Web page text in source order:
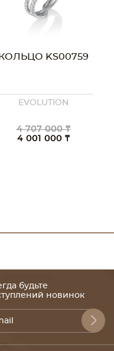
КОЛЬЦО KS00759
EVOLUTION
4 707 000 ₸
4 001 000 ₸
будьте
новинок